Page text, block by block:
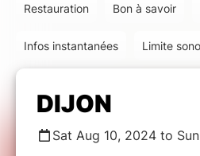
Restauration Bon à savoir
Infos instantanées Limite
DIJON
Sat Aug 10, 2024 to